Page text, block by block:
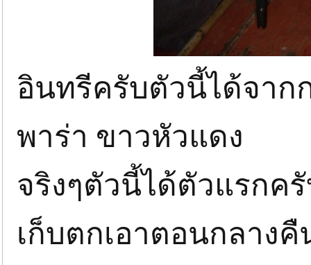
อินทรีครับตัวนี้ได้จาก
พาร่า ขาวหัวแดง
จริงๆตัวนี้ได้ตัวแรกค
เก็บตกเอาตอนกลาง